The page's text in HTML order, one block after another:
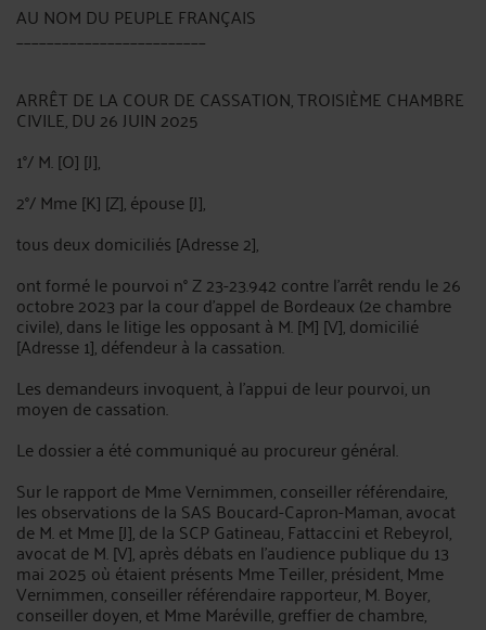
AU NOM DU PEUPLE FRANÇAIS
_________________________
ARRÊT DE LA COUR DE CASSATION, TROISIÈME CHAMBRE
CIVILE, DU 26 JUIN 2025
1°/ M. [O] [J],
2°/ Mme [K] [Z], épouse [J],
tous deux domiciliés [Adresse 2],
ont formé le pourvoi n° Z 23-23.942 contre l'arrêt rendu le 26
octobre 2023 par la cour d'appel de Bordeaux (2e chambre
civile), dans le litige les opposant à M. [M] [V], domicilié
[Adresse 1], défendeur à la cassation.
Les demandeurs invoquent, à l'appui de leur pourvoi, un
moyen de cassation.
Le dossier a été communiqué au procureur général.
Sur le rapport de Mme Vernimmen, conseiller référendaire,
les observations de la SAS Boucard-Capron-Maman, avocat
de M. et Mme [J], de la SCP Gatineau, Fattaccini et Rebeyrol,
avocat de M. [V], après débats en l'audience publique du 13
mai 2025 où étaient présents Mme Teiller, président, Mme
Vernimmen, conseiller référendaire rapporteur, M. Boyer,
conseiller doyen, et Mme Maréville, greffier de chambre,